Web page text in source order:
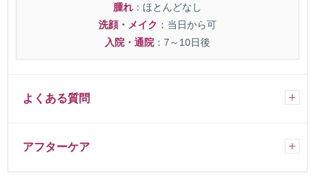
腫れ ：ほとんどなし
洗顔・メイク ：当日から可
入院・通院 ：7～10日後
よくある質問
アフターケア